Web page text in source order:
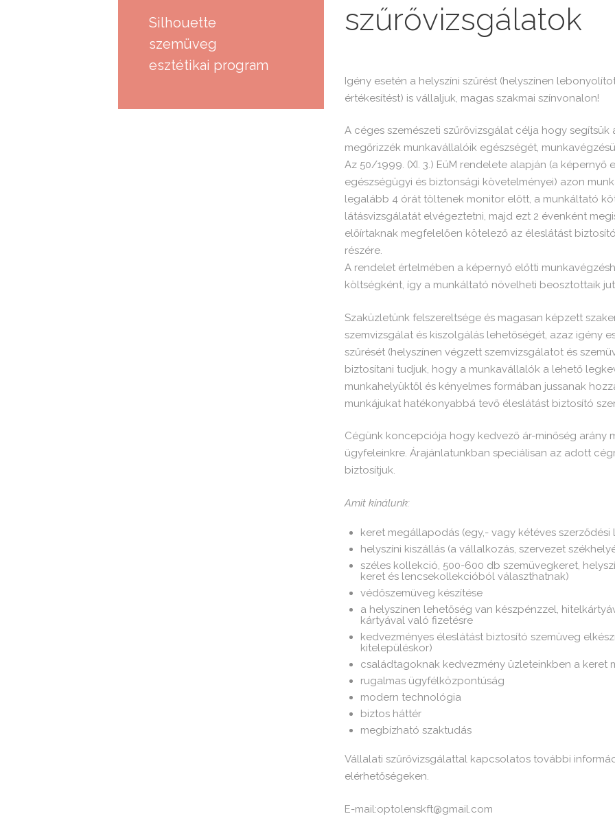
szűrővizsgálatok
Igény esetén a helyszíni szűrést (helyszínen
értékesítést) is vállaljuk, magas szakmai színvonalon!
A céges szemészeti szűrővizsgálat célja hogy
megőrizzék munkavállalóik egészségét,
Az 50/1999. (XI. 3.) EüM rendelete alapján (a képernyő
egészségügyi és biztonsági követelményei) azon
legalább 4 órát töltenek monitor előtt, a munkáltató
látásvizsgálatát elvégeztetni, majd ezt 2 évenként
előírtaknak megfelelően kötelező az éleslátást
részére.
A rendelet értelmében a képernyő előtti
költségként, így a munkáltató növelheti beosztottaik
Szaküzletünk felszereltsége és magasan képzett
szemvizsgálat és kiszolgálás lehetőségét, azaz igény
szűrését (helyszínen végzett szemvizsgálatot és
biztosítani tudjuk, hogy a munkavállalók a lehető
munkahelyüktől és kényelmes formában jussanak
munkájukat hatékonyabbá tevő éleslátást biztosító
Cégünk koncepciója hogy kedvező ár-minőség arány
ügyfeleinkre. Árajánlatunkban speciálisan az adott
biztosítjuk.
Amit kínálunk:
keret megállapodás (egy,- vagy kétéves szerződési
helyszíni kiszállás (a vállalkozás, szervezet
széles kollekció, 500-600 db szemüvegkeret,
keret és lencsekollekcióból választhatnak)
védőszemüveg készítése
a helyszínen lehetőség van készpénzzel,
kártyával való fizetésre
kedvezményes éleslátást biztosító szemüveg
kitelepüléskor)
családtagoknak kedvezmény üzleteinkben a keret
rugalmas ügyfélközpontúság
modern technológia
biztos háttér
megbízható szaktudás
Vállalati szűrővizsgálattal kapcsolatos további
elérhetőségeken.
E-mail:optolenskft@gmail.com
Silhouette
szemüveg
esztétikai program